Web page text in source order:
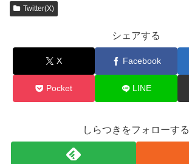
Twitter(X)
シェアする
X Facebook
Pocket LINE
しらつきをフォローする